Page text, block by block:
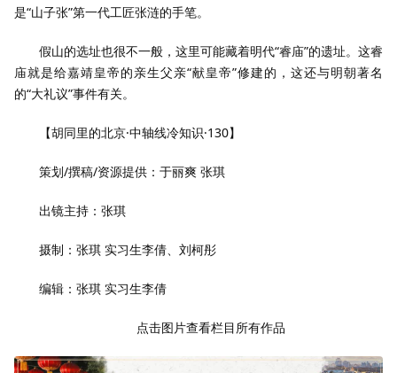
是“山子张”第一代工匠张涟的手笔。
假山的选址也很不一般，这里可能藏着明代“睿庙”的遗址。这睿
庙就是给嘉靖皇帝的亲生父亲“献皇帝”修建的，这还与明朝著名
的“大礼议”事件有关。
【胡同里的北京·中轴线冷知识·130】
策划/撰稿/资源提供：于丽爽 张琪
出镜主持：张琪
摄制：张琪 实习生李倩、刘柯彤
编辑：张琪 实习生李倩
点击图片查看栏目所有作品